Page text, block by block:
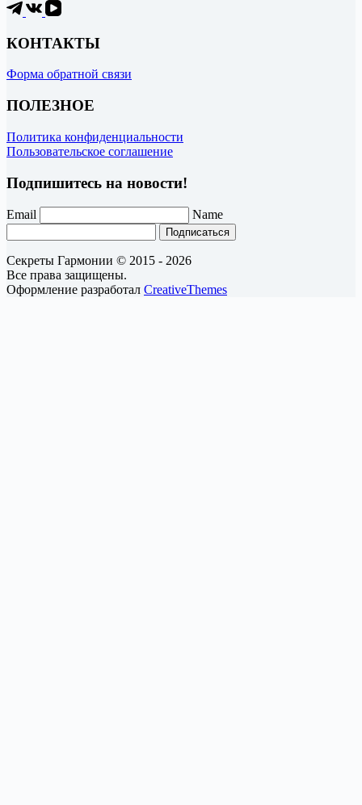
КОНТАКТЫ
Форма обратной связи
ПОЛЕЗНОЕ
Политика конфиденциальности
Пользовательское соглашение
Подпишитесь на новости!
Email Name
Подписаться
Секреты Гармонии © 2015 - 2026
Все права защищены.
Оформление разработал CreativeThemes